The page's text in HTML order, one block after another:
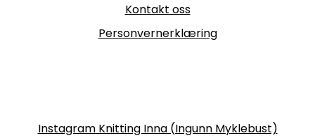
Kontakt oss
Personvernerklæring
Instagram Knitting Inna (Ingunn Myklebust)